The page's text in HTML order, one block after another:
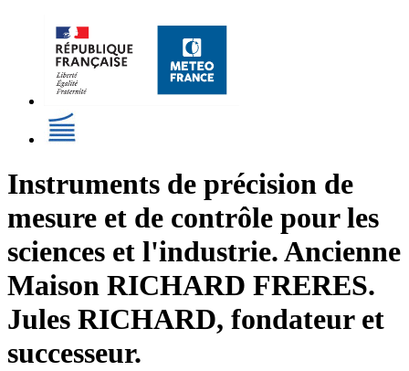
Instruments de précision de
mesure et de contrôle pour les
sciences et l'industrie. Ancienne
Maison RICHARD FRERES.
Jules RICHARD, fondateur et
successeur.